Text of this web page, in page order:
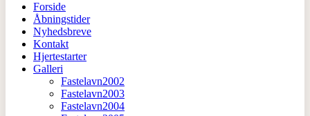
Forside
Åbningstider
Nyhedsbreve
Kontakt
Hjertestarter
Galleri
Fastelavn2002
Fastelavn2003
Fastelavn2004